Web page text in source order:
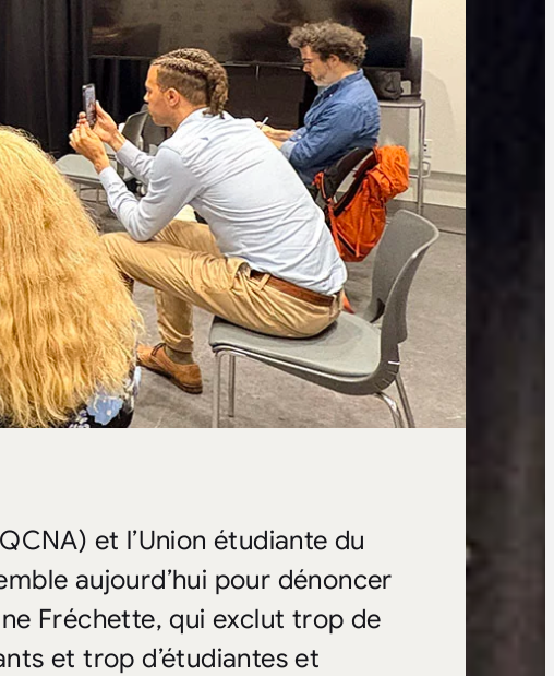
et l’Union étudiante du
aujourd’hui pour dénoncer
Fréchette, qui exclut trop de
et trop d’étudiantes et